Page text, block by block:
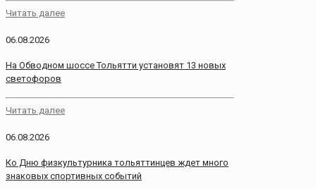
Читать далее
06.08.2026
На Обводном шоссе Тольятти установят 13 новых
светофоров
Читать далее
06.08.2026
Ко Дню физкультурника тольяттинцев ждет много
знаковых спортивных событий